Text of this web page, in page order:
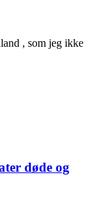
, som jeg ikke
døde og